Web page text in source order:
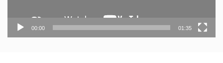
00:00 01:35